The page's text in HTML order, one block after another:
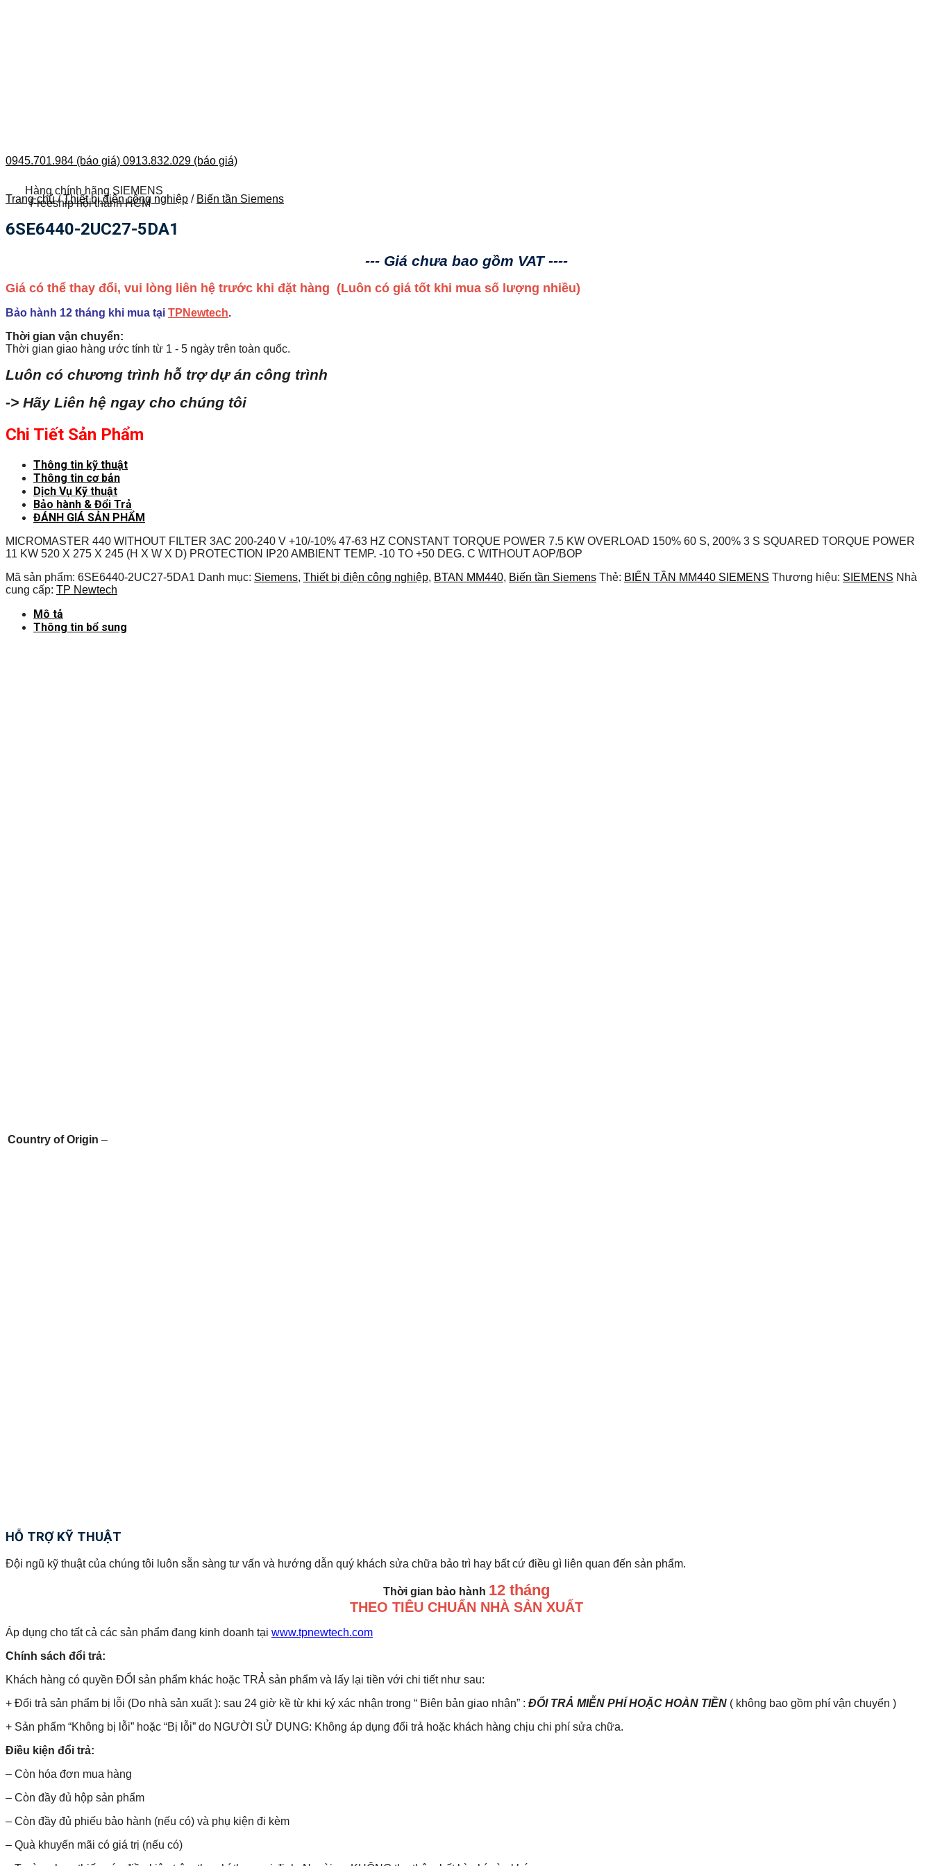
0945.701.984 (báo giá) 0913.832.029 (báo giá)
Hàng chính hãng SIEMENS
Freeship nội thành HCM
Trang chủ / Thiết bị điện công nghiệp / Biến tần Siemens
6SE6440-2UC27-5DA1
--- Giá chưa bao gồm VAT ----
Giá có thể thay đổi, vui lòng liên hệ trước khi đặt hàng (Luôn có giá tốt khi mua số lượng nhiều)
Bảo hành 12 tháng khi mua tại TPNewtech.
Thời gian vận chuyển:
Thời gian giao hàng ước tính từ 1 - 5 ngày trên toàn quốc.
Luôn có chương trình hỗ trợ dự án công trình
-> Hãy Liên hệ ngay cho chúng tôi
Chi Tiết Sản Phẩm
Thông tin kỹ thuật
Thông tin cơ bản
Dịch Vụ Kỹ thuật
Bảo hành & Đổi Trả
ĐÁNH GIÁ SẢN PHẨM
MICROMASTER 440 WITHOUT FILTER 3AC 200-240 V +10/-10% 47-63 HZ CONSTANT TORQUE POWER 7.5 KW OVERLOAD 150% 60 S, 200% 3 S SQUARED TORQUE POWER
11 KW 520 X 275 X 245 (H X W X D) PROTECTION IP20 AMBIENT TEMP. -10 TO +50 DEG. C WITHOUT AOP/BOP
Mã sản phẩm: 6SE6440-2UC27-5DA1 Danh mục: Siemens, Thiết bị điện công nghiệp, BTAN MM440, Biến tần Siemens Thẻ: BIẾN TẦN MM440 SIEMENS Thương hiệu: SIEMENS Nhà
cung cấp: TP Newtech
Mô tả
Thông tin bổ sung
Country of Origin –
HỖ TRỢ KỸ THUẬT
Đội ngũ kỹ thuật của chúng tôi luôn sẵn sàng tư vấn và hướng dẫn quý khách sửa chữa bảo trì hay bất cứ điều gì liên quan đến sản phẩm.
Thời gian bảo hành 12 tháng
THEO TIÊU CHUẨN NHÀ SẢN XUẤT
Áp dụng cho tất cả các sản phẩm đang kinh doanh tại www.tpnewtech.com
Chính sách đổi trả:
Khách hàng có quyền ĐỔI sản phẩm khác hoặc TRẢ sản phẩm và lấy lại tiền với chi tiết như sau:
+ Đổi trả sản phẩm bị lỗi (Do nhà sản xuất ): sau 24 giờ kề từ khi ký xác nhận trong “ Biên bản giao nhận” : ĐỔI TRẢ MIỄN PHÍ HOẶC HOÀN TIỀN ( không bao gồm phí vận chuyển )
+ Sản phẩm “Không bị lỗi” hoặc “Bị lỗi” do NGƯỜI SỬ DỤNG: Không áp dụng đổi trả hoặc khách hàng chịu chi phí sửa chữa.
Điều kiện đổi trả:
– Còn hóa đơn mua hàng
– Còn đầy đủ hộp sản phẩm
– Còn đầy đủ phiếu bảo hành (nếu có) và phụ kiện đi kèm
– Quà khuyến mãi có giá trị (nếu có)